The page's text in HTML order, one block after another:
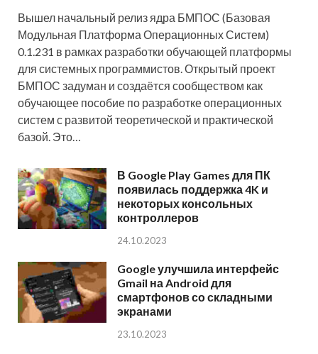
Вышел начальный релиз ядра БМПОС (Базовая
Модульная Платформа Операционных Систем)
0.1.231 в рамках разработки обучающей платформы
для системных программистов. Открытый проект
БМПОС задуман и создаётся сообществом как
обучающее пособие по разработке операционных
систем с развитой теоретической и практической
базой. Это…
В Google Play Games для ПК
появилась поддержка 4K и
некоторых консольных
контроллеров
24.10.2023
Google улучшила интерфейс
Gmail на Android для
смартфонов со складными
экранами
23.10.2023